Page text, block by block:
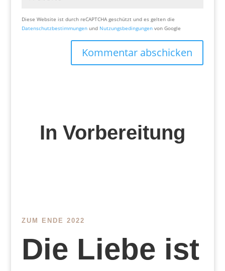
Diese Website ist durch reCAPTCHA geschützt und es gelten die
Datenschutzbestimmungenund Nutzungsbedingungenvon Google
Kommentar abschicken
In Vorbereitung
ZUM ENDE 2022
Die Liebe ist